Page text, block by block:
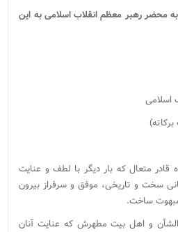
محضر رهبر معظم انقلاب اسلامی به این
اسلامی
متعال که بار دیگر با لطف و عنایت
سخت و تاریخی، موفق و سرفراز بیرون
مبهوت ساخت.
الشأن و اهل بیت مطهرش که عنایت آنان